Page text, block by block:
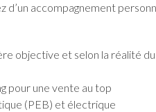
d’un accompagnement
objective et selon la réalité
pour une vente au top
(PEB) et électrique